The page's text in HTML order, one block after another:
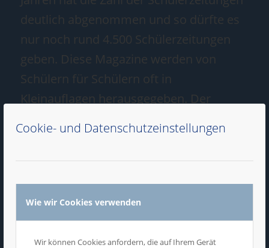
Cookie- und Datenschutzeinstellungen
Wie wir Cookies verwenden
Wir können Cookies anfordern, die auf Ihrem Gerät
deutlich abgenommen und so dürfte es
nur noch rund 4.500 Schülerzeitungen
geben. Diese Magazine werden von
Schülern für Schülern oft in
Kleinauflagen herausgegeben. Der
erscheint an Gymnasien und sind daher
Werbeformaten (s/w, 4c oder Beilage)
unterscheiden. Aus dem großen Pool an
Schülerzeitungen können wir fast